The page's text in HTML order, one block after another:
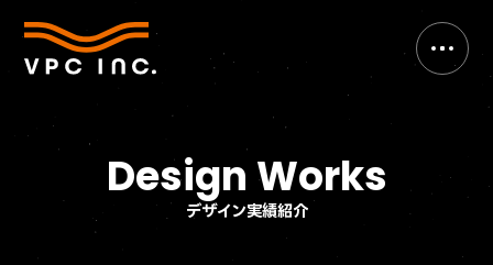
デザイン実績紹介
Design Works